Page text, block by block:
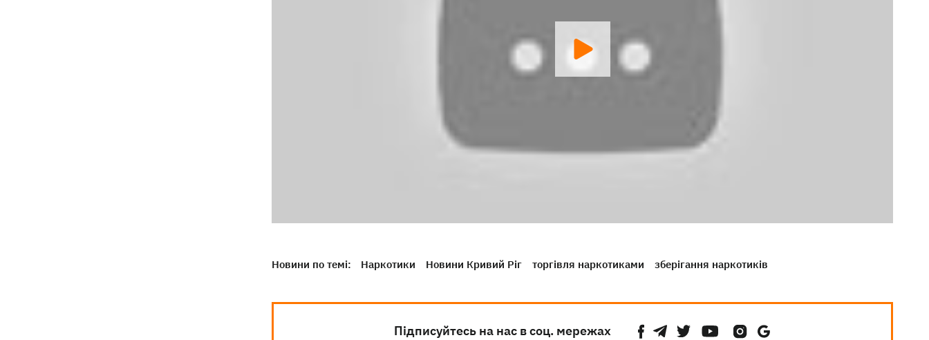
Новини по темі: Наркотики Новини Кривий Ріг торгівля наркотиками зберігання наркотиків
Підписуйтесь на нас в соц. мережах